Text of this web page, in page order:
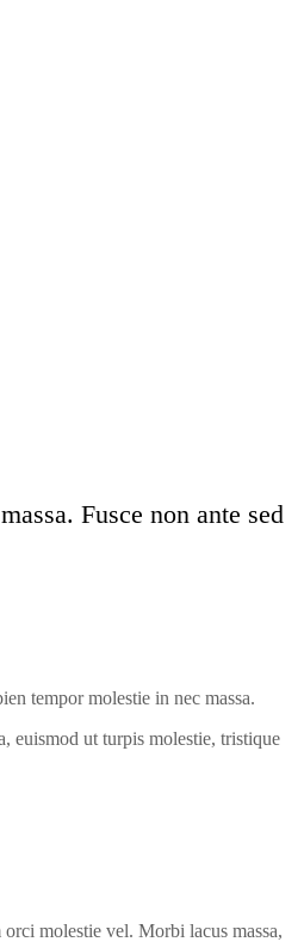
Fusce non ante sed
tempor molestie in nec massa.
euismod ut turpis molestie, tristique
molestie vel. Morbi lacus massa,